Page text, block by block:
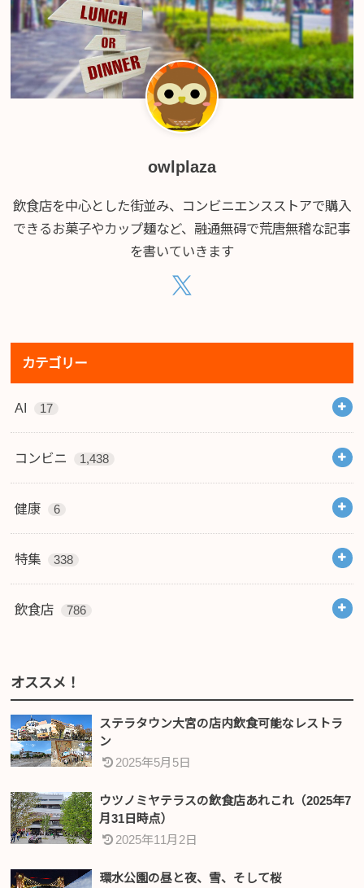
owlplaza
飲食店を中心とした街並み、コンビニエンスストアで購入
できるお菓子やカップ麺など、融通無碍で荒唐無稽な記事
を書いていきます
カテゴリー
AI 17
コンビニ 1,438
健康 6
特集 338
飲食店 786
オススメ！
ステラタウン大宮の店内飲食可能なレストラ
ン
2025年5月5日
ウツノミヤテラスの飲食店あれこれ（2025年7
月31日時点）
2025年11月2日
環水公園の昼と夜、雪、そして桜